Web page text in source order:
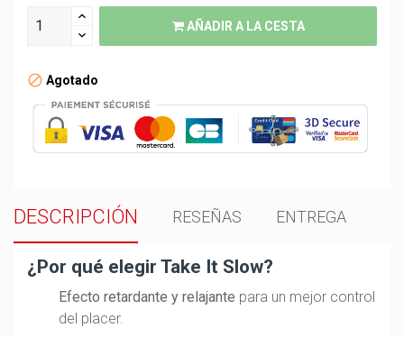
AÑADIR A LA CESTA
Agotado
DESCRIPCIÓN RESEÑAS ENTREGA
¿Por qué elegir Take It Slow?
Efecto retardante y relajante para un mejor control
del placer.